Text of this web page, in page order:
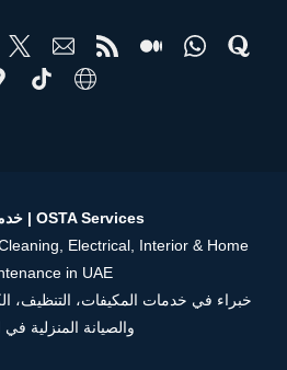
خدمات آسطا | OSTA Services
Electrical, Interior & Home
in UAE
خبراء في خدمات المكيفات، التنظيف،
والصيانة المنزلية في